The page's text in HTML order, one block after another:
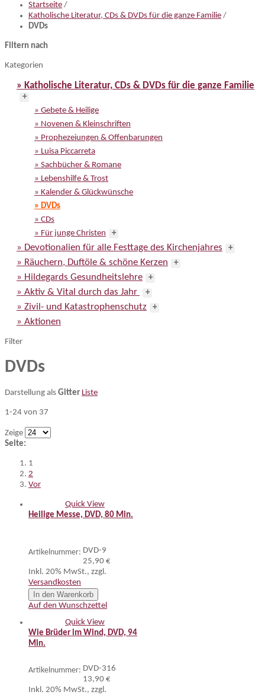
Startseite /
Katholische Literatur, CDs & DVDs für die ganze Familie /
DVDs
Filtern nach
Kategorien
» Katholische Literatur, CDs & DVDs für die ganze Familie
+
» Gebete & Heilige
» Novenen & Kleinschriften
» Prophezeiungen & Offenbarungen
» Luisa Piccarreta
» Sachbücher & Romane
» Lebenshilfe & Trost
» Kalender & Glückwünsche
» DVDs
» CDs
» Für junge Christen
+
» Devotionalien für alle Festtage des Kirchenjahres +
» Räuchern, Duftöle & schöne Kerzen +
» Hildegards Gesundheitslehre +
» Aktiv & Vital durch das Jahr +
» Zivil- und Katastrophenschutz +
» Aktionen
Filter
DVDs
Darstellung als Gitter Liste
1-24 von 37
Zeige
Seite:
1
2
Vor
Quick View
Heilige Messe, DVD, 80 Min.
Artikelnummer: DVD-9
25,90 €
Inkl. 20% MwSt., zzgl.
Versandkosten
In den Warenkorb
Auf den Wunschzettel
Quick View
Wie Brüder im Wind, DVD, 94
Min.
Artikelnummer: DVD-316
13,90 €
Inkl. 20% MwSt., zzgl.